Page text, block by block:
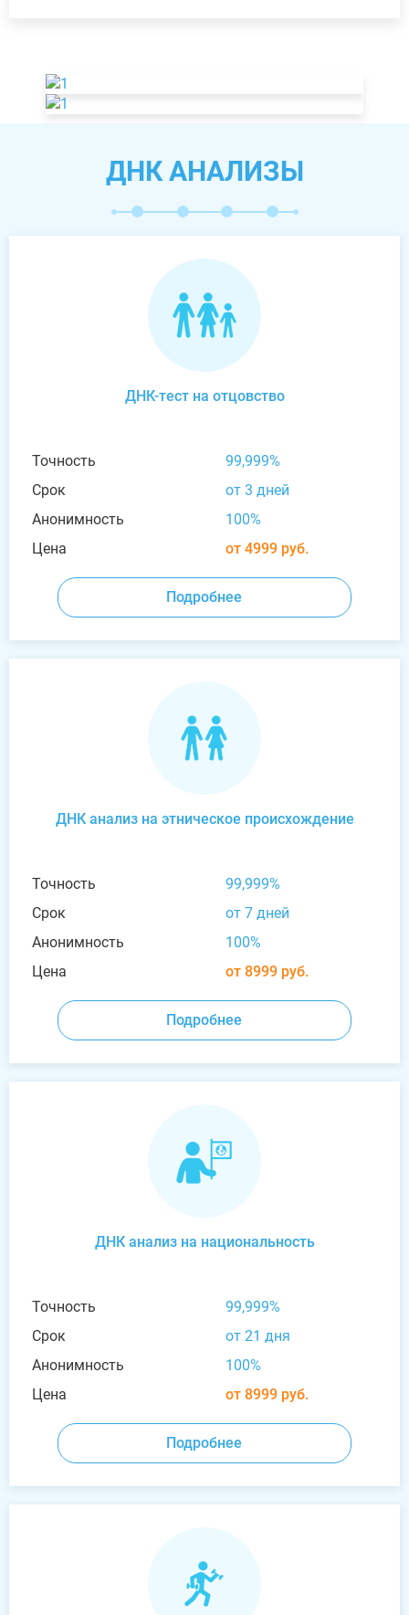
ДНК АНАЛИЗЫ
ДНК-тест на отцовство
Точность
99,999%
Срок
от 3 дней
Анонимность
100%
Цена
от 4999 руб.
Подробнее
ДНК анализ на этническое происхождение
Точность
99,999%
Срок
от 7 дней
Анонимность
100%
Цена
от 8999 руб.
Подробнее
ДНК анализ на национальность
Точность
99,999%
Срок
от 21 дня
Анонимность
100%
Цена
от 8999 руб.
Подробнее